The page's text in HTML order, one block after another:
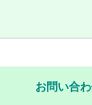
お問い合